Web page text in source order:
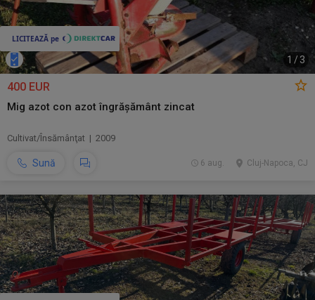
1 /3
400 EUR
Mig azot con azot îngrășământ zincat
Cultivat/Însămânţat | 2009
Sună Cluj-Napoca, CJ
6 aug.